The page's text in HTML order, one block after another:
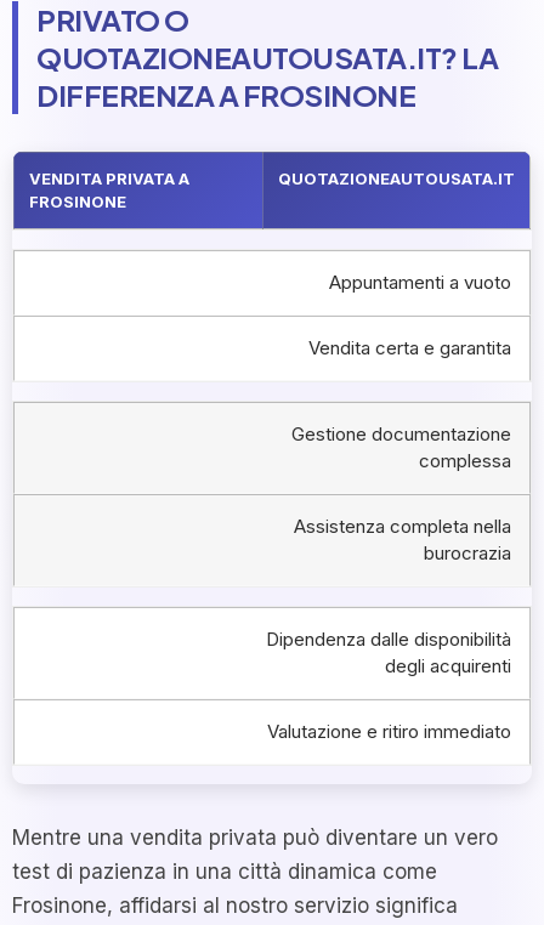
PRIVATO O
QUOTAZIONEAUTOUSATA.IT? LA
DIFFERENZA A FROSINONE
VENDITA PRIVATA A
FROSINONE
QUOTAZIONEAUTOUSATA.IT
Appuntamenti a vuoto
Vendita certa e garantita
Gestione documentazione
complessa
Assistenza completa nella
burocrazia
Dipendenza dalle disponibilità
degli acquirenti
Valutazione e ritiro immediato
Mentre una vendita privata può diventare un vero
test di pazienza in una città dinamica come
Frosinone, affidarsi al nostro servizio significa